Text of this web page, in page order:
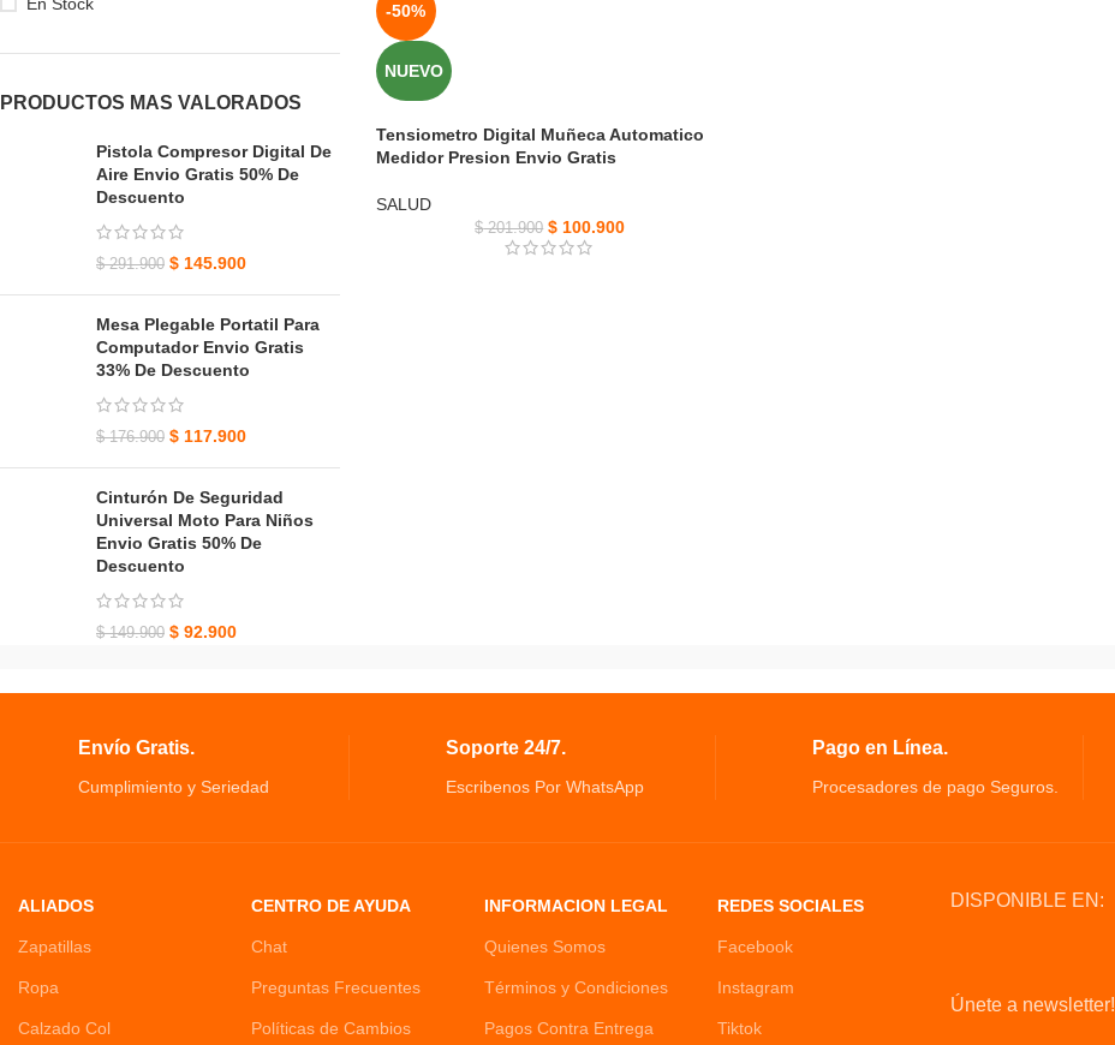
PRODUCTOS MAS VALORADOS
Pistola Compresor Digital De
Aire Envio Gratis 50% De
Descuento
$291.900 $ 145.900
Mesa Plegable Portatil Para
Computador Envio Gratis
33% De Descuento
$176.900 $ 117.900
Cinturón De Seguridad
Universal Moto Para Niños
Envio Gratis 50% De
Descuento
$149.900 $ 92.900
-50%
NUEVO
Tensiometro Digital Muñeca Automatico
Medidor Presion Envio Gratis
SALUD
$201.900 $ 100.900
Envío Gratis.
Cumplimiento y Seriedad
Soporte 24/7.
Escribenos Por WhatsApp
Pago en Línea.
Procesadores de pago Seguros.
ALIADOS
Zapatillas
Ropa
Calzado Col
CENTRO DE AYUDA
Chat
Preguntas Frecuentes
Políticas de Cambios
INFORMACION LEGAL
Quienes Somos
Términos y Condiciones
Pagos Contra Entrega
REDES SOCIALES
Facebook
Instagram
Tiktok
DISPONIBLE EN:
Únete a newsletter!